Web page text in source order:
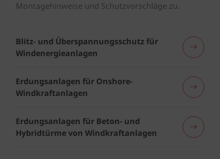
Montagehinweise und Schutzvorschläge zu.
Blitz- und Überspannungsschutz für
Windenergieanlagen
Erdungsanlagen für Onshore-
Windkraftanlagen
Erdungsanlagen für Beton- und
Hybridtürme von Windkraftanlagen